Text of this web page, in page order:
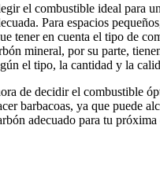
el combustible ideal para
Para espacios
tener en cuenta el tipo de
mineral, por su parte,
el tipo, la cantidad y la
de decidir el combustible
barbacoas, ya que puede
adecuado para tu